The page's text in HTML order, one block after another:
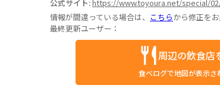
公式サイト:https://www.toyoura.net/special/
情報が間違っている場合は、 こちらから修正をお
最終更新ユーザー：
周辺の飲食店
食べログで地図が表示さ